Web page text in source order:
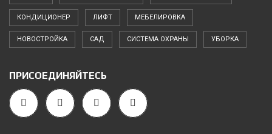
КОНДИЦИОНЕР ЛИФТ МЕБЕЛИРОВКА
НОВОСТРОЙКА САД СИСТЕМА ОХРАНЫ УБОРКА
ПРИСОЕДИНЯЙТЕСЬ